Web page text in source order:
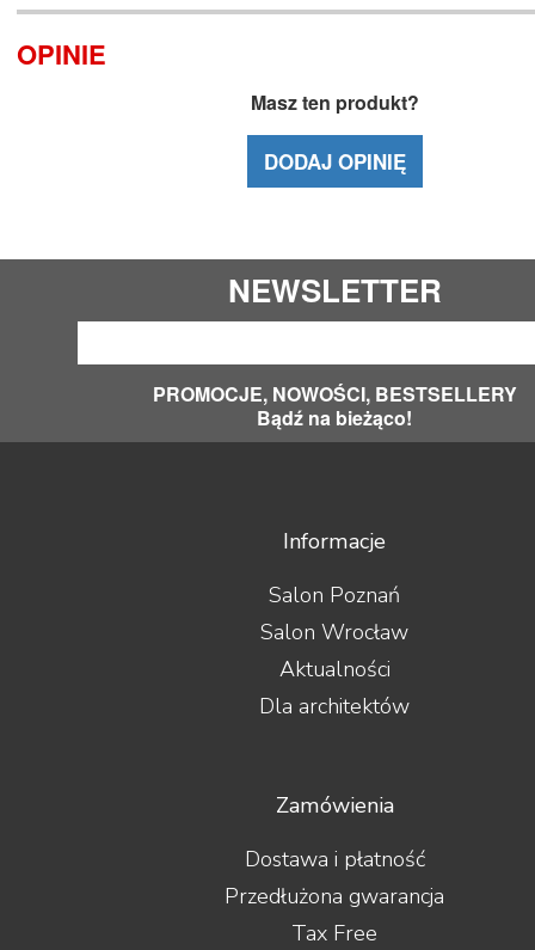
OPINIE
Masz ten produkt?
DODAJ OPINIĘ
NEWSLETTER
PROMOCJE, NOWOŚCI, BESTSELLERY
Bądź na bieżąco!
Informacje
Salon Poznań
Salon Wrocław
Aktualności
Dla architektów
Zamówienia
Dostawa i płatność
Przedłużona gwarancja
Tax Free